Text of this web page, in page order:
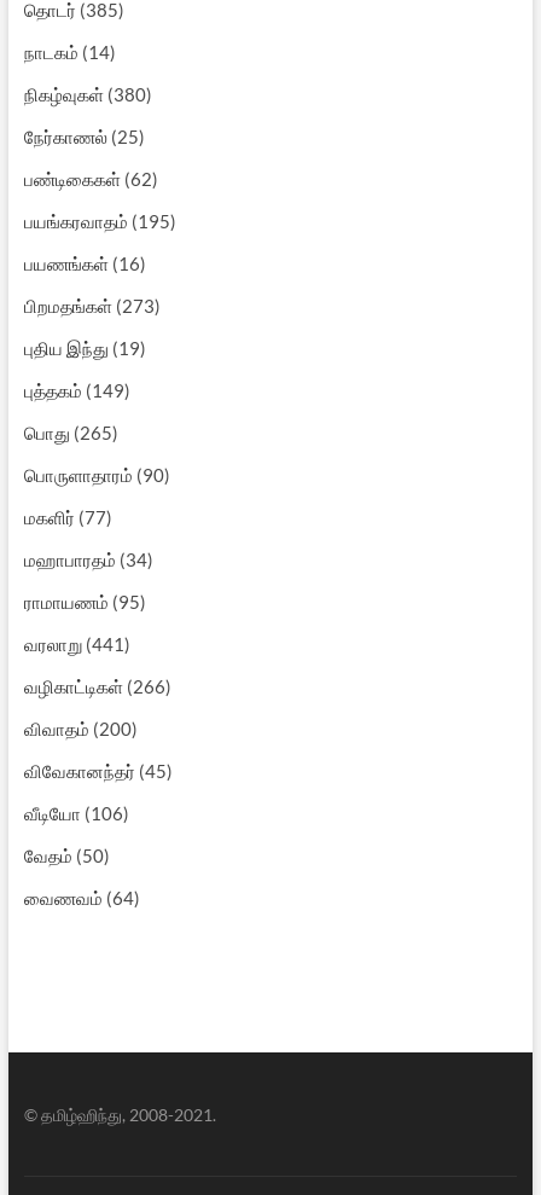
தொடர் (385)
நாடகம் (14)
நிகழ்வுகள்(380)
நேர்காணல்(25)
பண்டிகைகள்(62)
பயங்கரவாதம் (195)
பயணங்கள்(16)
பிறமதங்கள்(273)
புதிய இந்து (19)
புத்தகம் (149)
பொது (265)
பொருளாதாரம் (90)
மகளிர் (77)
மஹாபாரதம் (34)
ராமாயணம் (95)
வரலாறு(441)
வழிகாட்டிகள்(266)
விவாதம் (200)
விவேகானந்தர் (45)
வீடியோ (106)
வேதம் (50)
வைணவம் (64)
© தமிழ்ஹிந்து, 2008-2021.